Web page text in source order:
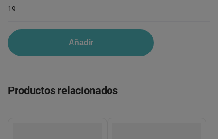
19
Añadir
Productos relacionados